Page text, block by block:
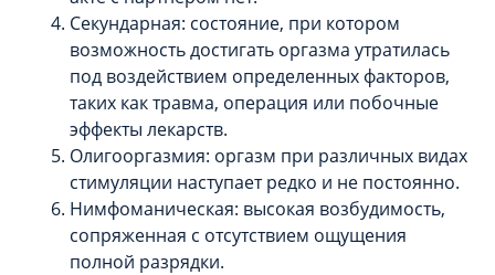
Секундарная: состояние, при котором
возможность достигать оргазма утратилась
под воздействием определенных факторов,
таких как травма, операция или побочные
эффекты лекарств.
Олигооргазмия: оргазм при различных видах
стимуляции наступает редко и не постоянно.
Нимфоманическая: высокая возбудимость,
сопряженная с отсутствием ощущения
полной разрядки.